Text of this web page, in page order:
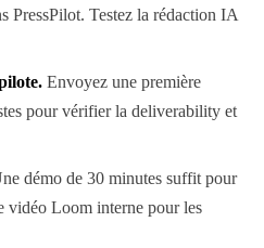
PressPilot. Testez la rédaction IA
Envoyez une première
pour vérifier la deliverability et
démo de 30 minutes suffit pour
vidéo Loom interne pour les